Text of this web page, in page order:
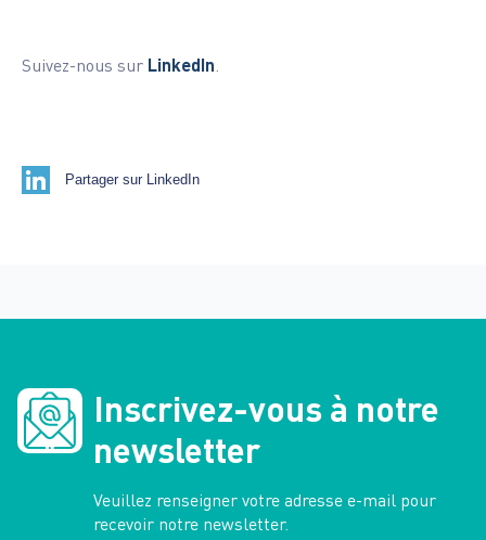
Suivez-nous sur LinkedIn
Partager sur LinkedIn
Inscrivez-vous à notre
newsletter
Veuillez renseigner votre adresse e-mail pour
recevoir notre newsletter.